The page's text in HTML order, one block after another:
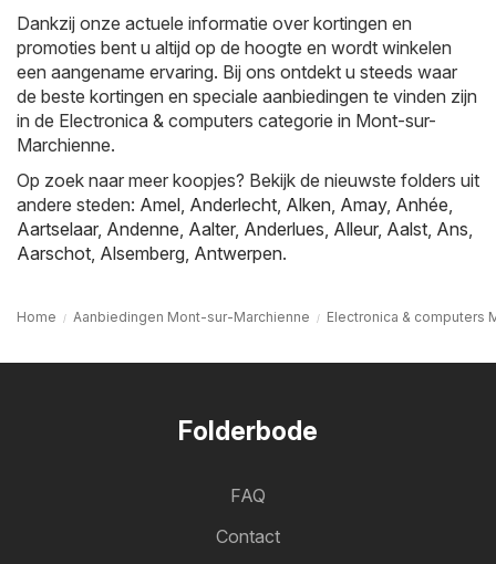
Dankzij onze actuele informatie over kortingen en
promoties bent u altijd op de hoogte en wordt winkelen
een aangename ervaring. Bij ons ontdekt u steeds waar
de beste kortingen en speciale aanbiedingen te vinden zijn
in de Electronica & computers categorie in Mont-sur-
Marchienne.
Op zoek naar meer koopjes? Bekijk de nieuwste folders uit
andere steden: Amel Anderlecht Alken Amay, Anhée
Aartselaar, Andenne Aalter, Anderlues Alleur, Aalst Ans
Aarschot Alsemberg Antwerpen.
Home Aanbiedingen Mont-sur-Marchienne Electronica & computers
Folderbode
FAQ
Contact